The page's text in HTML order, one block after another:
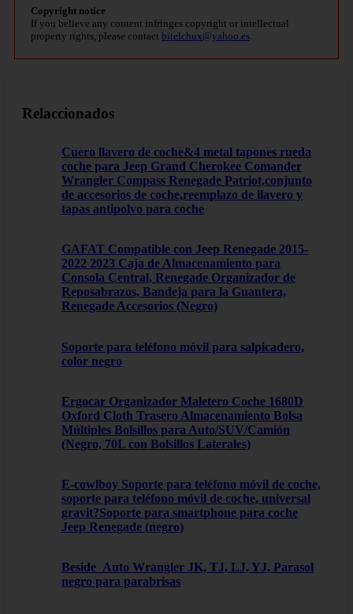
Copyright notice
If you believe any content infringes copyright or intellectual
property rights, please contact bitelchux@yahoo.es
Relaccionados
Cuero llavero de coche&4 metal tapones rueda
coche para Jeep Grand Cherokee Comander
Wrangler Compass Renegade Patriot,conjunto
de accesorios de coche,reemplazo de llavero y
tapas antipolvo para coche
GAFAT Compatible con Jeep Renegade 2015-
2022 2023 Caja de Almacenamiento para
Consola Central, Renegade Organizador de
Reposabrazos, Bandeja para la Guantera,
Renegade Accesorios (Negro)
Soporte para teléfono móvil para salpicadero,
color negro
Ergocar Organizador Maletero Coche 1680D
Oxford Cloth Trasero Almacenamiento Bolsa
Múltiples Bolsillos para Auto/SUV/Camión
(Negro, 70L con Bolsillos Laterales)
E-cowlboy Soporte para teléfono móvil de coche,
soporte para teléfono móvil de coche, universal
gravit?Soporte para smartphone para coche
Jeep Renegade (negro)
Beside_Auto Wrangler JK, TJ, LJ, YJ, Parasol
negro para parabrisas